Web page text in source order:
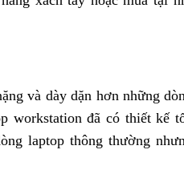
và dày dặn hơn những
workstation đã có thiết kế
laptop thông thường